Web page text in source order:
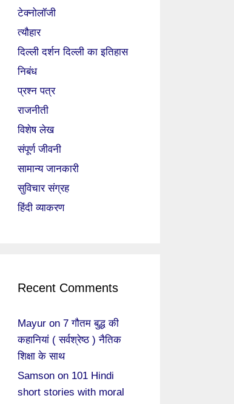
टेक्नोलॉजी
त्यौहार
दिल्ली दर्शन दिल्ली का इतिहास
निबंध
प्रश्न पत्र
राजनीती
विशेष लेख
संपूर्ण जीवनी
सामान्य जानकारी
सुविचार संग्रह
हिंदी व्याकरण
Recent Comments
Mayur on 7 गौतम बुद्ध की
कहानियां ( सर्वश्रेष्ठ ) नैतिक
शिक्षा के साथ
Samson on 101 Hindi
short stories with moral